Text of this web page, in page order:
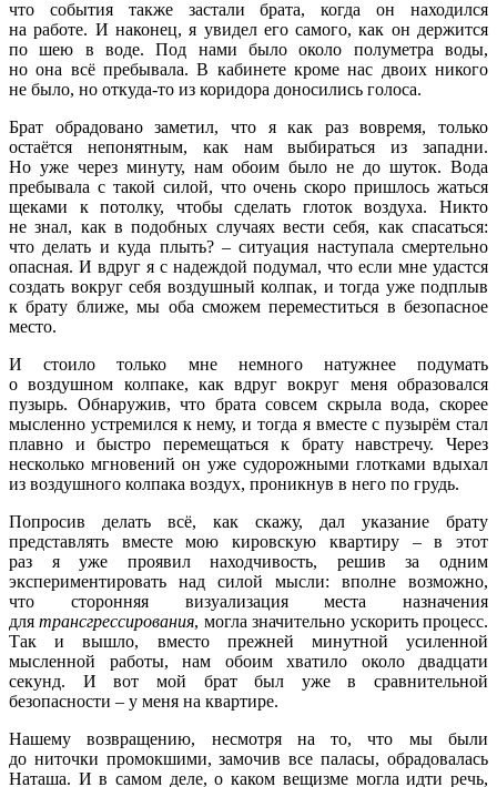
что события также застали брата, когда он находился
на работе. И наконец, я увидел его самого, как он держится
по шею в воде. Под нами было около полуметра воды,
но она всё пребывала. В кабинете кроме нас двоих никого
не было, но откуда-то из коридора доносились голоса.
Брат обрадовано заметил, что я как раз вовремя, только
остаётся непонятным, как нам выбираться из западни.
Но уже через минуту, нам обоим было не до шуток. Вода
пребывала с такой силой, что очень скоро пришлось жаться
щеками к потолку, чтобы сделать глоток воздуха. Никто
не знал, как в подобных случаях вести себя, как спасаться:
что делать и куда плыть? – ситуация наступала смертельно
опасная. И вдруг я с надеждой подумал, что если мне удастся
создать вокруг себя воздушный колпак, и тогда уже подплыв
к брату ближе, мы оба сможем переместиться в безопасное
место.
И стоило только мне немного натужнее подумать
о воздушном колпаке, как вдруг вокруг меня образовался
пузырь. Обнаружив, что брата совсем скрыла вода, скорее
мысленно устремился к нему, и тогда я вместе с пузырём стал
плавно и быстро перемещаться к брату навстречу. Через
несколько мгновений он уже судорожными глотками вдыхал
из воздушного колпака воздух, проникнув в него по грудь.
Попросив делать всё, как скажу, дал указание брату
представлять вместе мою кировскую квартиру – в этот
раз я уже проявил находчивость, решив за одним
экспериментировать над силой мысли: вполне возможно,
что сторонняя визуализация места назначения
длятрансгрессирования, могла значительно ускорить процесс.
Так и вышло, вместо прежней минутной усиленной
мысленной работы, нам обоим хватило около двадцати
секунд. И вот мой брат был уже в сравнительной
безопасности – у меня на квартире.
Нашему возвращению, несмотря на то, что мы были
до ниточки промокшими, замочив все паласы, обрадовалась
Наташа. И в самом деле, о каком вещизме могла идти речь,